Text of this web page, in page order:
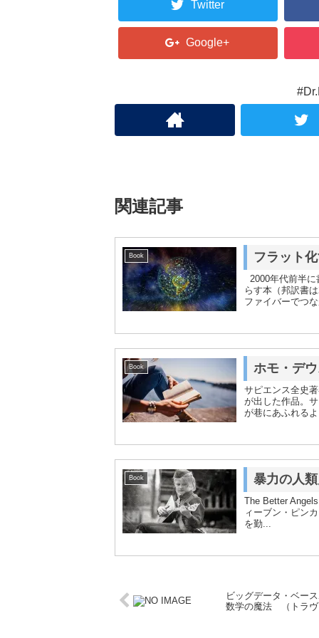
Twitter
Google+
関連記事
Book フラット
2000年代前半
らす本（邦訳書
ファイバーでつ
Book ホモ・デ
サピエンス全史
が出した作品。
が巷にあふれる
Book 暴力の人
The Better
ィーブン・ピン
を勤...
ビッグデータ・ベー
数学の魔法 （トラヴ